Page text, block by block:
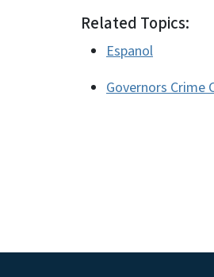
Related Topics:
Espanol
Governors Crime